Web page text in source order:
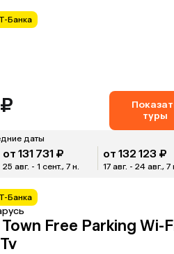
Банка
туры
даты
от 131 731 ₽
25 авг. - 1 сент., 7 н.
от 132 123 ₽
17 авг. - 24 авг., 7
Банка
Free Parking Wi-